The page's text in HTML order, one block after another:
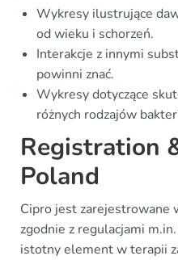
Wykresy ilustrujące
od wieku i schorzeń.
Interakcje z innymi
powinni znać.
Wykresy dotyczące
różnych rodzajów
Registration
Poland
Cipro jest zarejestrowane
zgodnie z regulacjami
istotny element w terapii